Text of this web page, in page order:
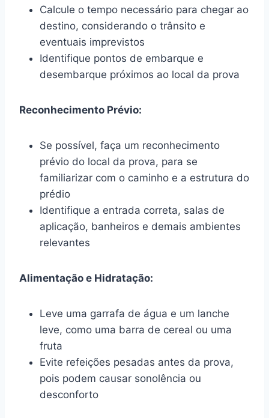
Calcule o tempo necessário para chegar ao
destino, considerando o trânsito e
eventuais imprevistos
Identifique pontos de embarque e
desembarque próximos ao local da prova
Reconhecimento Prévio:
Se possível, faça um reconhecimento
prévio do local da prova, para se
familiarizar com o caminho e a estrutura do
prédio
Identifique a entrada correta, salas de
aplicação, banheiros e demais ambientes
relevantes
Alimentação e Hidratação:
Leve uma garrafa de água e um lanche
leve, como uma barra de cereal ou uma
fruta
Evite refeições pesadas antes da prova,
pois podem causar sonolência ou
desconforto